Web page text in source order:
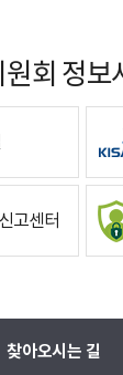
회 정보
고센터
찾아오시는 길